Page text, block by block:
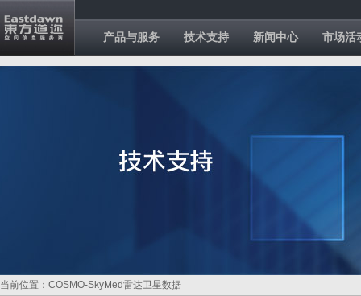
产品与服务 技术支持 新闻中心 市场活
当前位置：COSMO-SkyMed雷达卫星数据